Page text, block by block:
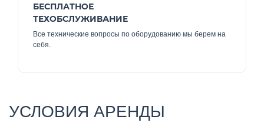
БЕСПЛАТНОЕ
ТЕХОБСЛУЖИВАНИЕ
Все технические вопросы по оборудованию мы берем на
себя.
УСЛОВИЯ АРЕНДЫ